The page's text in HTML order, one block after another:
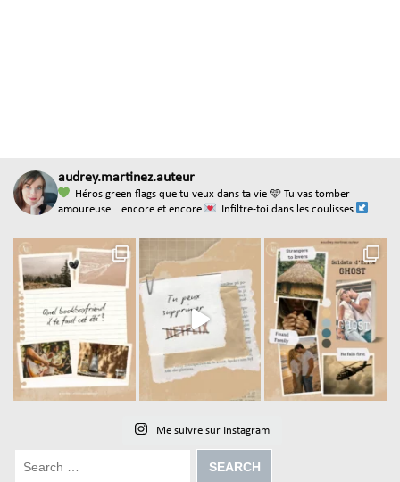
audrey.martinez.auteur
Héros green flags que tu veux dans ta vie 🩵 Tu vas tomber
amoureuse... encore et encore
Infiltre-toi dans les coulisses
Me suivre sur Instagram